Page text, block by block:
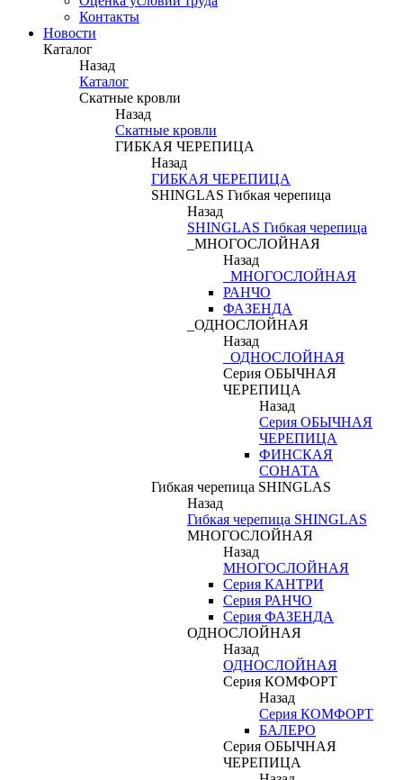
Контакты
Новости
Каталог
Назад
Каталог
Скатные кровли
Назад
Скатные кровли
ГИБКАЯ ЧЕРЕПИЦА
Назад
ГИБКАЯ ЧЕРЕПИЦА
SHINGLAS Гибкая черепица
Назад
SHINGLAS Гибкая черепица
_МНОГОСЛОЙНАЯ
Назад
_МНОГОСЛОЙНАЯ
РАНЧО
ФАЗЕНДА
_ОДНОСЛОЙНАЯ
Назад
_ОДНОСЛОЙНАЯ
Серия ОБЫЧНАЯ
ЧЕРЕПИЦА
Назад
Серия ОБЫЧНАЯ
ЧЕРЕПИЦА
ФИНСКАЯ
СОНАТА
Гибкая черепица SHINGLAS
Назад
Гибкая черепица SHINGLAS
МНОГОСЛОЙНАЯ
Назад
МНОГОСЛОЙНАЯ
Серия КАНТРИ
Серия РАНЧО
Серия ФАЗЕНДА
ОДНОСЛОЙНАЯ
Назад
ОДНОСЛОЙНАЯ
Серия КОМФОРТ
Назад
Серия КОМФОРТ
БАЛЕРО
Серия ОБЫЧНАЯ
ЧЕРЕПИЦА